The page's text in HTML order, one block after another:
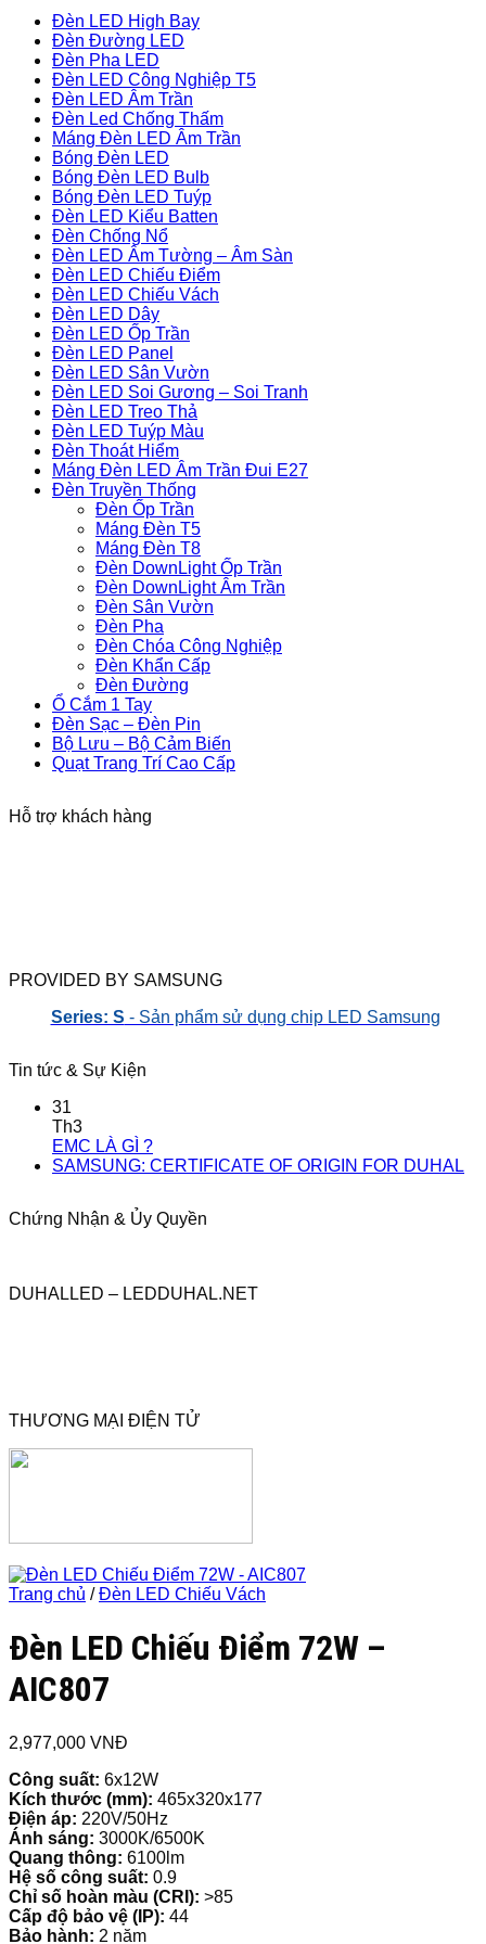
Đèn LED High Bay
Đèn Đường LED
Đèn Pha LED
Đèn LED Công Nghiệp T5
Đèn LED Âm Trần
Đèn Led Chống Thấm
Máng Đèn LED Âm Trần
Bóng Đèn LED
Bóng Đèn LED Bulb
Bóng Đèn LED Tuýp
Đèn LED Kiểu Batten
Đèn Chống Nổ
Đèn LED Âm Tường – Âm Sàn
Đèn LED Chiếu Điểm
Đèn LED Chiếu Vách
Đèn LED Dây
Đèn LED Ốp Trần
Đèn LED Panel
Đèn LED Sân Vườn
Đèn LED Soi Gương – Soi Tranh
Đèn LED Treo Thả
Đèn LED Tuýp Màu
Đèn Thoát Hiểm
Máng Đèn LED Âm Trần Đui E27
Đèn Truyền Thống
Đèn Ốp Trần
Máng Đèn T5
Máng Đèn T8
Đèn DownLight Ốp Trần
Đèn DownLight Âm Trần
Đèn Sân Vườn
Đèn Pha
Đèn Chóa Công Nghiệp
Đèn Khẩn Cấp
Đèn Đường
Ổ Cắm 1 Tay
Đèn Sạc – Đèn Pin
Bộ Lưu – Bộ Cảm Biến
Quạt Trang Trí Cao Cấp
Hỗ trợ khách hàng
PROVIDED BY SAMSUNG
Series: S - Sản phẩm sử dụng chip LED Samsung
Tin tức & Sự Kiện
31
Th3
EMC LÀ GÌ ?
SAMSUNG: CERTIFICATE OF ORIGIN FOR DUHAL
Chứng Nhận & Ủy Quyền
DUHALLED – LEDDUHAL.NET
THƯƠNG MẠI ĐIỆN TỬ
Trang chủ / Đèn LED Chiếu Vách
Đèn LED Chiếu Điểm 72W –
AIC807
2,977,000 VNĐ
Công suất: 6x12W
Kích thước (mm): 465x320x177
Điện áp: 220V/50Hz
Ánh sáng: 3000K/6500K
Quang thông: 6100lm
Hệ số công suất: 0.9
Chỉ số hoàn màu (CRI): >85
Cấp độ bảo vệ (IP): 44
Bảo hành: 2 năm